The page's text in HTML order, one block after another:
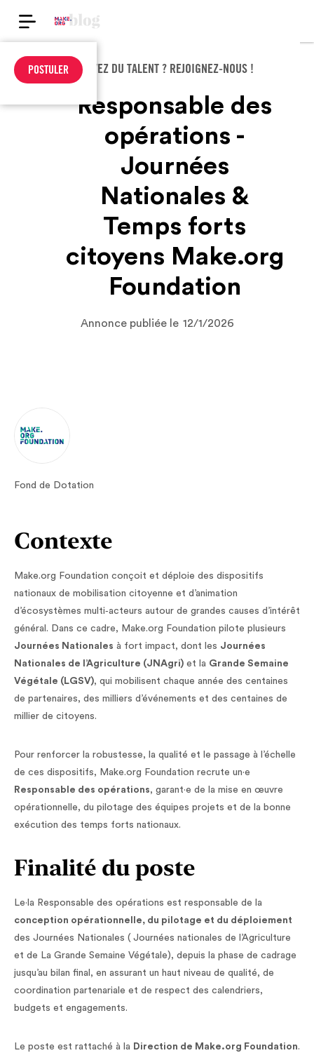
POSTULERVOUS AVEZ DU TALENT ? REJOIGNEZ-NOUS !
Responsable des
opérations -
Journées
Nationales &
Temps forts
citoyens Make.org
Foundation
Annonce publiée le 12/1/2026
Fond de Dotation
Contexte
Make.org Foundation conçoit et déploie des dispositifs
nationaux de mobilisation citoyenne et d’animation
d’écosystèmes multi‑acteurs autour de grandes causes d’intérêt
général. Dans ce cadre, Make.org Foundation pilote plusieurs
Journées Nationales à fort impact, dont les Journées
Nationales de l’Agriculture (JNAgri) et la Grande Semaine
Végétale (LGSV), qui mobilisent chaque année des centaines
de partenaires, des milliers d’événements et des centaines de
millier de citoyens.
Pour renforcer la robustesse, la qualité et le passage à l’échelle
de ces dispositifs, Make.org Foundation recrute un·e
Responsable des opérations, garant·e de la mise en œuvre
opérationnelle, du pilotage des équipes projets et de la bonne
exécution des temps forts nationaux.
Finalité du poste
Le·la Responsable des opérations est responsable de la
conception opérationnelle, du pilotage et du déploiement
des Journées Nationales ( Journées nationales de l’Agriculture
et de La Grande Semaine Végétale), depuis la phase de cadrage
jusqu’au bilan final, en assurant un haut niveau de qualité, de
coordination partenariale et de respect des calendriers,
budgets et engagements.
Le poste est rattaché à la Direction de Make.org Foundation.